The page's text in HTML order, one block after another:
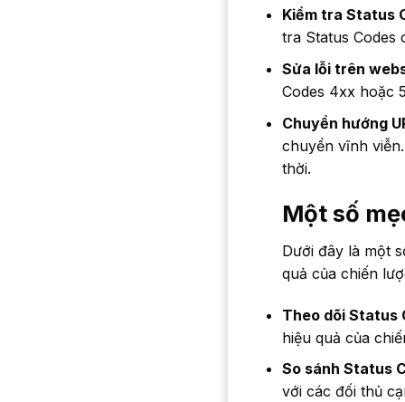
Kiểm tra Status
tra Status Codes
Sửa lỗi trên
Codes 4xx hoặc
Chuyển hướng
chuyển vĩnh
thời.
Một số
Dưới đây là một
quả của chiến
Theo dõi Status
hiệu quả của
So sánh Status
với các đối thủ